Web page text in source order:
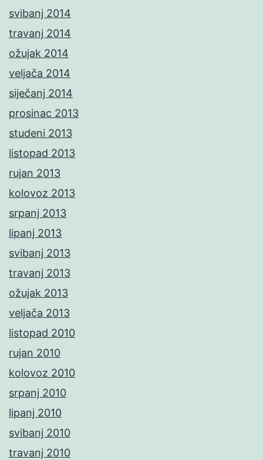
svibanj 2014
travanj 2014
ožujak 2014
veljača 2014
siječanj 2014
prosinac 2013
studeni 2013
listopad 2013
rujan 2013
kolovoz 2013
srpanj 2013
lipanj 2013
svibanj 2013
travanj 2013
ožujak 2013
veljača 2013
listopad 2010
rujan 2010
kolovoz 2010
srpanj 2010
lipanj 2010
svibanj 2010
travanj 2010